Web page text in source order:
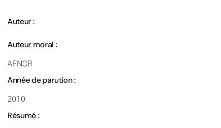
Auteur :
Auteur moral :
AFNOR
Année de parution :
2010
Résumé :